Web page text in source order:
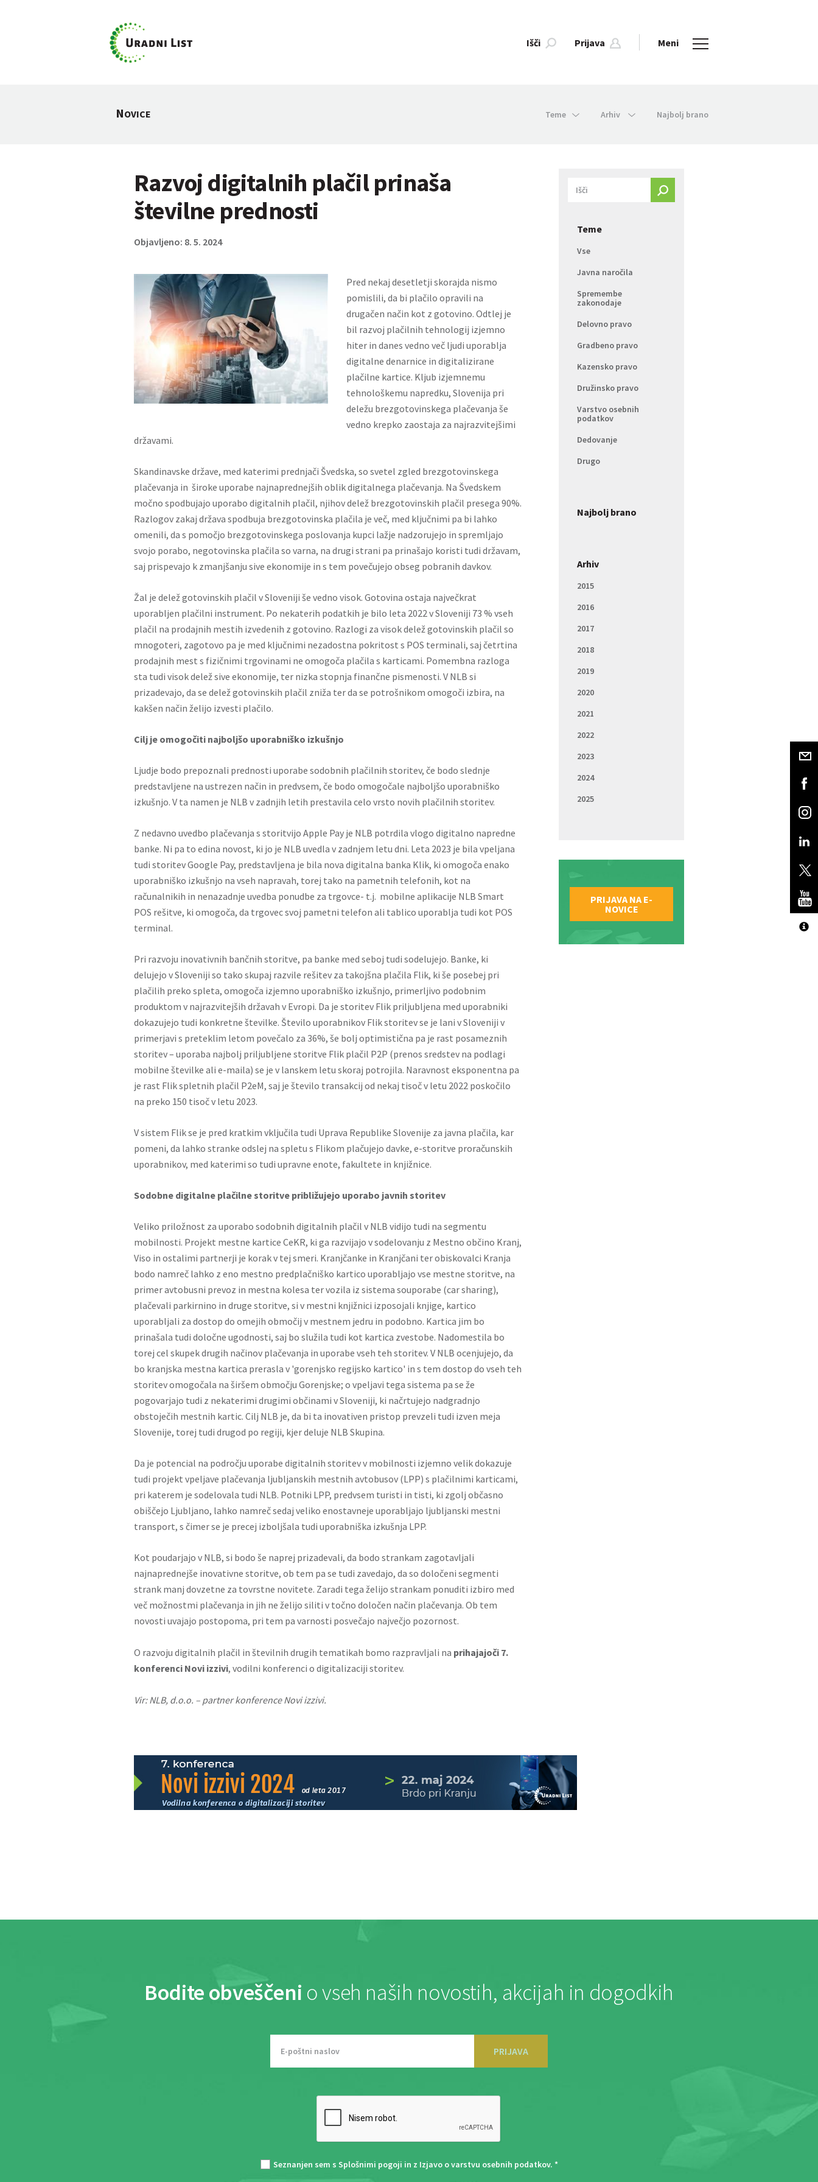
Išči Prijava Meni
NOVICE Teme Arhiv Najbolj brano
Razvoj digitalnih plačil prinaša
številne prednosti
Objavljeno: 8. 5. 2024
Pred nekaj desetletji skorajda nismo
pomislili, da bi plačilo opravili na
drugačen način kot z gotovino. Odtlej je
bil razvoj plačilnih tehnologij izjemno
hiter in danes vedno več ljudi uporablja
digitalne denarnice in digitalizirane
plačilne kartice. Kljub izjemnemu
tehnološkemu napredku, Slovenija pri
deležu brezgotovinskega plačevanja še
vedno krepko zaostaja za najrazvitejšimi
državami.
Skandinavske države, med katerimi prednjači Švedska, so svetel zgled brezgotovinskega
plačevanja in široke uporabe najnaprednejših oblik digitalnega plačevanja. Na Švedskem
močno spodbujajo uporabo digitalnih plačil, njihov delež brezgotovinskih plačil presega 90%.
Razlogov zakaj država spodbuja brezgotovinska plačila je več, med ključnimi pa bi lahko
omenili, da s pomočjo brezgotovinskega poslovanja kupci lažje nadzorujejo in spremljajo
svojo porabo, negotovinska plačila so varna, na drugi strani pa prinašajo koristi tudi državam,
saj prispevajo k zmanjšanju sive ekonomije in s tem povečujejo obseg pobranih davkov.
Žal je delež gotovinskih plačil v Sloveniji še vedno visok. Gotovina ostaja največkrat
uporabljen plačilni instrument. Po nekaterih podatkih je bilo leta 2022 v Sloveniji 73 % vseh
plačil na prodajnih mestih izvedenih z gotovino. Razlogi za visok delež gotovinskih plačil so
mnogoteri, zagotovo pa je med ključnimi nezadostna pokritost s POS terminali, saj četrtina
prodajnih mest s fizičnimi trgovinami ne omogoča plačila s karticami. Pomembna razloga
sta tudi visok delež sive ekonomije, ter nizka stopnja finančne pismenosti. V NLB si
prizadevajo, da se delež gotovinskih plačil zniža ter da se potrošnikom omogoči izbira, na
kakšen način želijo izvesti plačilo.
Cilj je omogočiti najboljšo uporabniško izkušnjo
Ljudje bodo prepoznali prednosti uporabe sodobnih plačilnih storitev, če bodo slednje
predstavljene na ustrezen način in predvsem, če bodo omogočale najboljšo uporabniško
izkušnjo. V ta namen je NLB v zadnjih letih prestavila celo vrsto novih plačilnih storitev.
Z nedavno uvedbo plačevanja s storitvijo Apple Pay je NLB potrdila vlogo digitalno napredne
banke. Ni pa to edina novost, ki jo je NLB uvedla v zadnjem letu dni. Leta 2023 je bila vpeljana
tudi storitev Google Pay, predstavljena je bila nova digitalna banka Klik, ki omogoča enako
uporabniško izkušnjo na vseh napravah, torej tako na pametnih telefonih, kot na
računalnikih in nenazadnje uvedba ponudbe za trgovce- t.j. mobilne aplikacije NLB Smart
POS rešitve, ki omogoča, da trgovec svoj pametni telefon ali tablico uporablja tudi kot POS
terminal.
Pri razvoju inovativnih bančnih storitve, pa banke med seboj tudi sodelujejo. Banke, ki
delujejo v Sloveniji so tako skupaj razvile rešitev za takojšna plačila Flik, ki še posebej pri
plačilih preko spleta, omogoča izjemno uporabniško izkušnjo, primerljivo podobnim
produktom v najrazvitejših državah v Evropi. Da je storitev Flik priljubljena med uporabniki
dokazujejo tudi konkretne številke. Število uporabnikov Flik storitev se je lani v Sloveniji v
primerjavi s preteklim letom povečalo za 36%, še bolj optimistična pa je rast posameznih
storitev – uporaba najbolj priljubljene storitve Flik plačil P2P (prenos sredstev na podlagi
mobilne številke ali e-maila) se je v lanskem letu skoraj potrojila. Naravnost eksponentna pa
je rast Flik spletnih plačil P2eM, saj je število transakcij od nekaj tisoč v letu 2022 poskočilo
na preko 150 tisoč v letu 2023.
V sistem Flik se je pred kratkim vključila tudi Uprava Republike Slovenije za javna plačila, kar
pomeni, da lahko stranke odslej na spletu s Flikom plačujejo davke, e-storitve proračunskih
uporabnikov, med katerimi so tudi upravne enote, fakultete in knjižnice.
Sodobne digitalne plačilne storitve približujejo uporabo javnih storitev
Veliko priložnost za uporabo sodobnih digitalnih plačil v NLB vidijo tudi na segmentu
mobilnosti. Projekt mestne kartice CeKR, ki ga razvijajo v sodelovanju z Mestno občino Kranj,
Viso in ostalimi partnerji je korak v tej smeri. Kranjčanke in Kranjčani ter obiskovalci Kranja
bodo namreč lahko z eno mestno predplačniško kartico uporabljajo vse mestne storitve, na
primer avtobusni prevoz in mestna kolesa ter vozila iz sistema souporabe (car sharing),
plačevali parkirnino in druge storitve, si v mestni knjižnici izposojali knjige, kartico
uporabljali za dostop do omejih območij v mestnem jedru in podobno. Kartica jim bo
prinašala tudi določne ugodnosti, saj bo služila tudi kot kartica zvestobe. Nadomestila bo
torej cel skupek drugih načinov plačevanja in uporabe vseh teh storitev. V NLB ocenjujejo, da
bo kranjska mestna kartica prerasla v 'gorenjsko regijsko kartico' in s tem dostop do vseh teh
storitev omogočala na širšem območju Gorenjske; o vpeljavi tega sistema pa se že
pogovarjajo tudi z nekaterimi drugimi občinami v Sloveniji, ki načrtujejo nadgradnjo
obstoječih mestnih kartic. Cilj NLB je, da bi ta inovativen pristop prevzeli tudi izven meja
Slovenije, torej tudi drugod po regiji, kjer deluje NLB Skupina.
Da je potencial na področju uporabe digitalnih storitev v mobilnosti izjemno velik dokazuje
tudi projekt vpeljave plačevanja ljubljanskih mestnih avtobusov (LPP) s plačilnimi karticami,
pri katerem je sodelovala tudi NLB. Potniki LPP, predvsem turisti in tisti, ki zgolj občasno
obiščejo Ljubljano, lahko namreč sedaj veliko enostavneje uporabljajo ljubljanski mestni
transport, s čimer se je precej izboljšala tudi uporabniška izkušnja LPP.
Kot poudarjajo v NLB, si bodo še naprej prizadevali, da bodo strankam zagotavljali
najnaprednejše inovativne storitve, ob tem pa se tudi zavedajo, da so določeni segmenti
strank manj dovzetne za tovrstne novitete. Zaradi tega želijo strankam ponuditi izbiro med
več možnostmi plačevanja in jih ne želijo siliti v točno določen način plačevanja. Ob tem
novosti uvajajo postopoma, pri tem pa varnosti posvečajo največjo pozornost.
O razvoju digitalnih plačil in številnih drugih tematikah bomo razpravljali na prihajajoči 7.
konferenci Novi izzivi, vodilni konferenci o digitalizaciji storitev.
Vir: NLB, d.o.o. – partner konference Novi izzivi.
Teme
Vse
Javna naročila
Spremembe
zakonodaje
Delovno pravo
Gradbeno pravo
Kazensko pravo
Družinsko pravo
Varstvo osebnih
podatkov
Dedovanje
Drugo
Najbolj brano
Arhiv
2015
2016
2017
2018
2019
2020
2021
2022
2023
2024
2025
PRIJAVA NA E-
NOVICE
Bodite obveščeni o vseh naših novostih, akcijah in dogodkih
PRIJAVA
Seznanjen sem s Splošnimi pogoji in z Izjavo o varstvu osebnih podatkov. *